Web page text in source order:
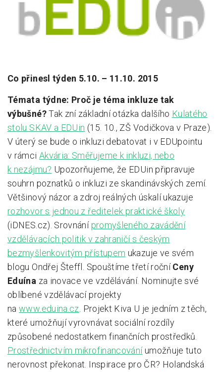
Pro zřizovatele
Konference Lepší škola
O nás
O nás
Partneři a dárci
Kontakty
Co přinesl týden 5.10. – 11.10. 2015
Témata týdne: Proč je téma inkluze tak
výbušné?Tak zní základní otázka dalšího Kulatého
stolu SKAV a EDUin (15. 10., ZŠ Vodičkova v Praze).
V úterý se bude o inkluzi debatovat i v EDUpointu
v rámci Akvária: Směřujeme k inkluzi, nebo
k nezájmu? Upozorňujeme, že EDUin připravuje
souhrn poznatků o inkluzi ze skandinávských zemí.
Většinový názor a zdroj reálných úskalí ukazuje
rozhovor s jednou z ředitelek praktické školy
(iDNES.cz). Srovnánípromyšleného zavádění
vzdělávacích politik v zahraničí s českým
bezmyšlenkovitým přístupem ukazuje ve svém
blogu Ondřej Šteffl. Spouštíme třetí ročníCeny
Eduína za inovace ve vzdělávání. Nominujte své
oblíbené vzdělávací projekty
nawww.eduina.cz . Projekt Kiva U je jedním z těch,
které umožňují vyrovnávat sociální rozdíly
způsobené nedostatkem finančních prostředků.
Prostřednictvím mikrofinancováníumožňuje tuto
nerovnost překonat. Inspirace pro ČR? Holandská